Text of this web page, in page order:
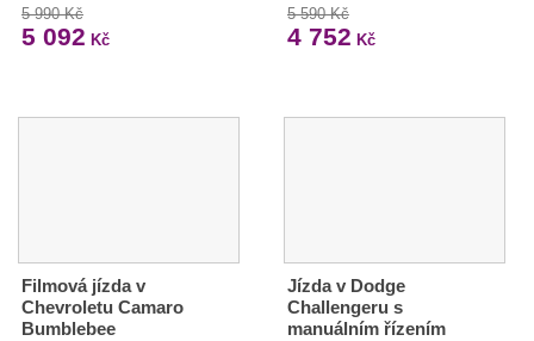
5 990 Kč
5 092 Kč
5 590 Kč
4 752 Kč
Filmová jízda v
Chevroletu Camaro
Bumblebee
Jízda v Dodge
Challengeru s
manuálním řízením